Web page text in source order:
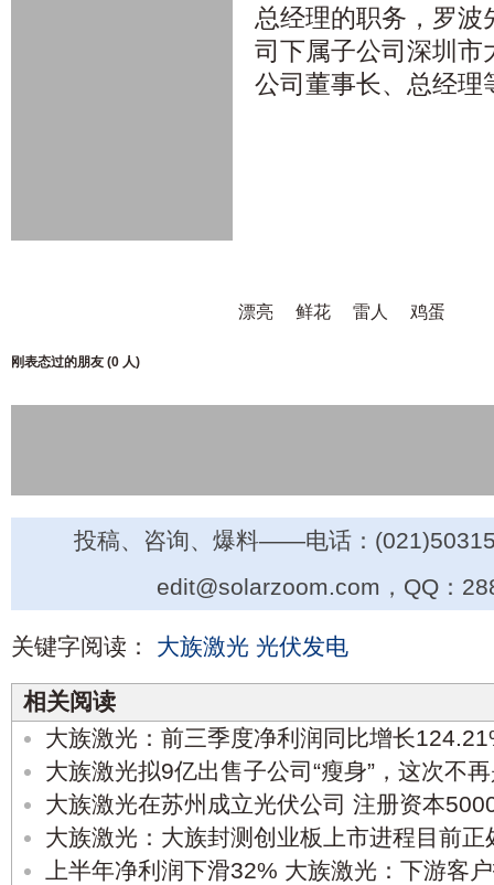
总经理的职务，罗波
司下属子公司深圳市
公司董事长、总经理
漂亮 鲜花 雷人 鸡蛋
刚表态过的朋友 (0 人)
投稿、咨询、爆料——电话：
edit@solarzoom.com，QQ：
关键字阅读： 大族激光 光伏发电
相关阅读
大族激光：前三季度净利润同比增长
大族激光拟9亿出售子公司“瘦身”，这次不
大族激光在苏州成立光伏公司 注册资本
大族激光：大族封测创业板上市进程目前
上半年净利润下滑32% 大族激光：下游客